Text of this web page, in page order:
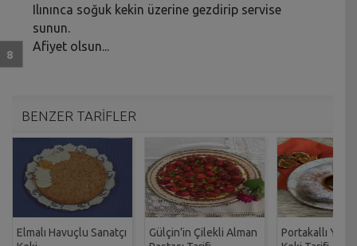
Ilınınca soğuk kekin üzerine gezdirip servise
sunun.
Afiyet olsun...
BENZER TARİFLER
Elmalı Havuçlu Sanatçı
Gülçin’in Çilekli Alman
Portakallı